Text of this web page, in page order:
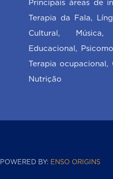
Principais áreas de
Terapia da Fala,
Cultural,
Educacional,
Terapia
Nutrição
POWERED BY: ENSO ORIGINS